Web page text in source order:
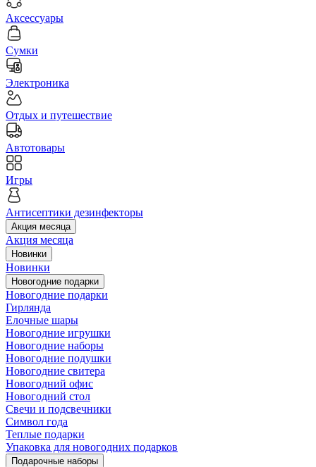
Аксессуары
Сумки
Электроника
Отдых и путешествие
Автотовары
Игры
Антисептики дезинфекторы
Акция месяца
Акция месяца
Новинки
Новинки
Новогодние подарки
Новогодние подарки
Гирлянда
Елочные шары
Новогодние игрушки
Новогодние наборы
Новогодние подушки
Новогодние свитера
Новогодний офис
Новогодний стол
Свечи и подсвечники
Символ года
Теплые подарки
Упаковка для новогодних подарков
Подарочные наборы